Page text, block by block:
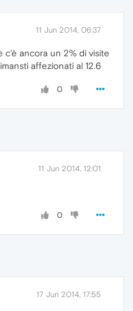
11 Jun 2014, 06:37
c'è ancora un 2% di visite
affezionati al 12.6
0
11 Jun 2014, 12:01
0
17 Jun 2014, 17:55